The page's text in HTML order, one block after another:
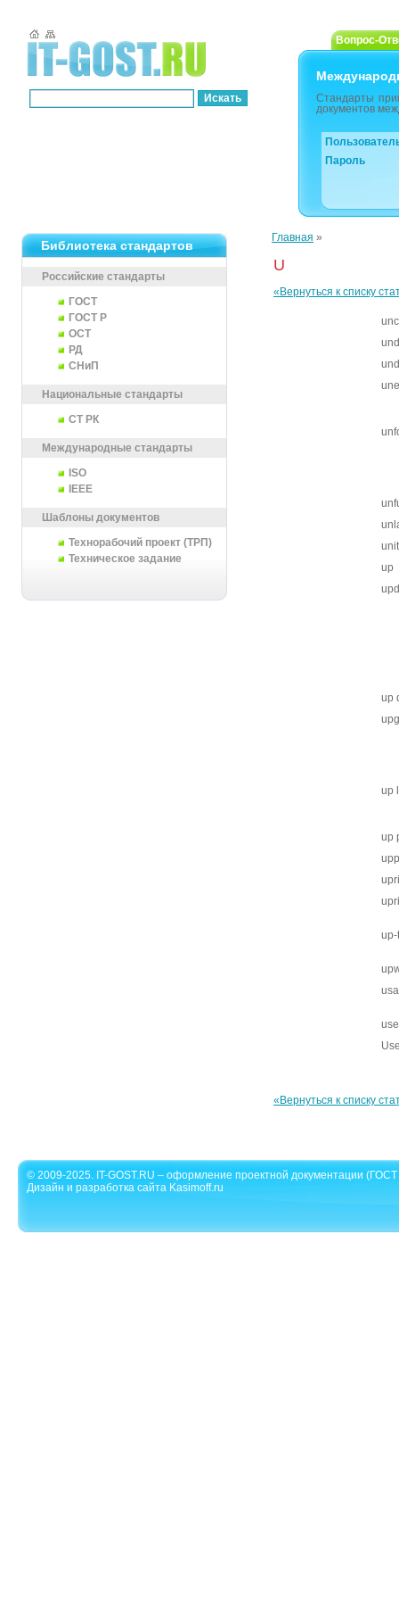
Вопрос-
Стандарты
документов
Пароль
Библиотека стандартов
Российские стандарты
ГОСТ
ГОСТ Р
ОСТ
РД
СНиП
Национальные стандарты
СТ РК
Международные стандарты
ISO
IEEE
Шаблоны документов
Технорабочий проект (ТРП)
Техническое задание
Главная »
U
«Вернуться к списку
unit
up
up
up
up
up-
«Вернуться к списку
© 2009-2025. IT-GOST.RU – оформление проектной документации
Дизайн и разработка сайта Kasimoff.ru